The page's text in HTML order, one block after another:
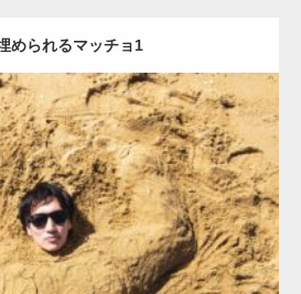
められるマッチョ1
Update:2021.07.8
ョ オレンジの人 AKIHITO(細マッチョ)